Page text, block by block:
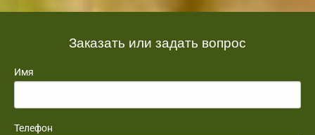
Заказать или задать вопрос
Имя
Телефон